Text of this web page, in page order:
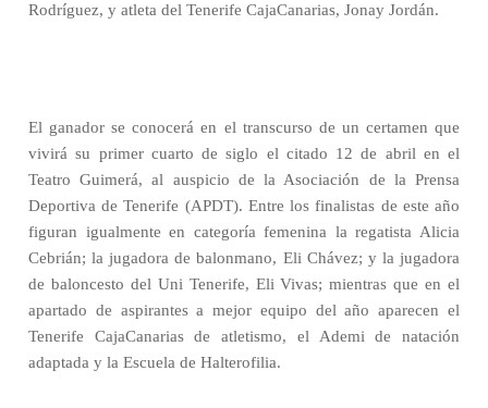
Rodríguez, y atleta del Tenerife CajaCanarias, Jonay Jordán.
El ganador se conocerá en el transcurso de un certamen que
vivirá su primer cuarto de siglo el citado 12 de abril en el
Teatro Guimerá, al auspicio de la Asociación de la Prensa
Deportiva de Tenerife (APDT). Entre los finalistas de este año
figuran igualmente en categoría femenina la regatista Alicia
Cebrián; la jugadora de balonmano, Eli Chávez; y la jugadora
de baloncesto del Uni Tenerife, Eli Vivas; mientras que en el
apartado de aspirantes a mejor equipo del año aparecen el
Tenerife CajaCanarias de atletismo, el Ademi de natación
adaptada y la Escuela de Halterofilia.